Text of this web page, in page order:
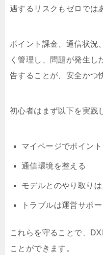
遇するリスクもゼロでは
ポイント課金、通信状況
く管理し、問題が発生し
告することが、安全かつ
初心者はまず以下を実践
マイページでポイン
通信環境を整える
モデルとのやり取り
トラブルは運営サポ
これらを守ることで、
ことができます。